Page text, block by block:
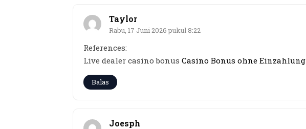
Taylor
Rabu, 17 Juni 2026 pukul 8:22
References:
Live dealer casino bonus Casino Bonus ohne Einzahlung
Balas
Joesph